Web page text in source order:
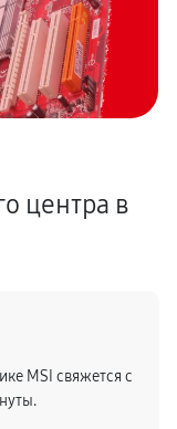
центра в
MSI свяжется с